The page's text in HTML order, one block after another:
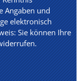
Angaben und
elektronisch
Sie können Ihre